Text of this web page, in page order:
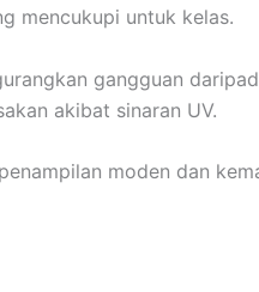
mencukupi untuk kelas.
gangguan
akibat sinaran UV.
moden dan